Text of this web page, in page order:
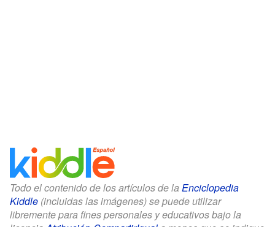
Todo el contenido de los artículos de la Enciclopedia
Kiddle (incluidas las imágenes) se puede utilizar
libremente para fines personales y educativos bajo la